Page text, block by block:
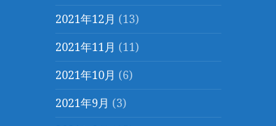
2021年12月 (13)
2021年11月 (11)
2021年10月 (6)
2021年9月 (3)